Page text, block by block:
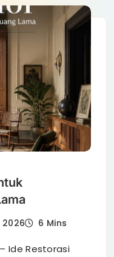
2026 6 Mins
Ide Restorasi